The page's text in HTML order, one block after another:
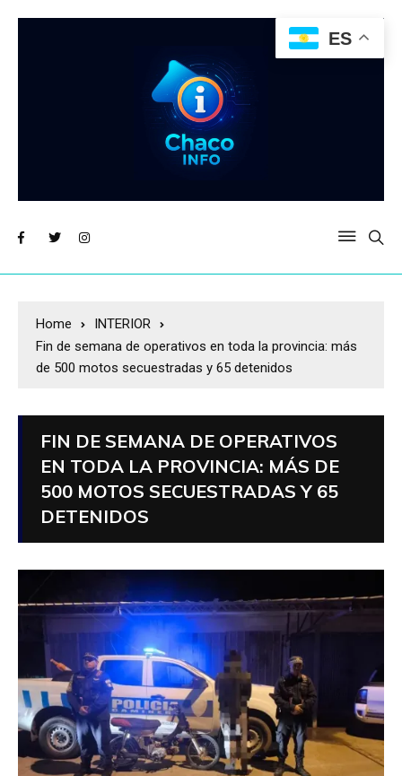
Home
INTERIOR
Fin de semana de operativos en toda la provincia: más
de 500 motos secuestradas y 65 detenidos
FIN DE SEMANA DE OPERATIVOS
EN TODA LA PROVINCIA: MÁS DE
500 MOTOS SECUESTRADAS Y 65
DETENIDOS
ES